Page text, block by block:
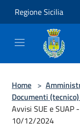
Regione Sicilia
Home >
Documenti
Avvisi SUE e
10/12/2024